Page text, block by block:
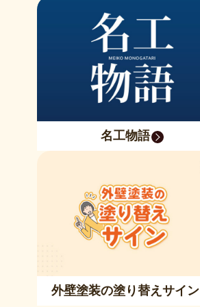
名工物語
外壁塗装の塗り替えサイン